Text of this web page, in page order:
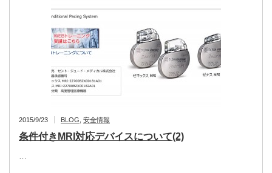
2015/9/23 BLOG 安全情報
条件付きMRI対応デバイスについて(2)
…